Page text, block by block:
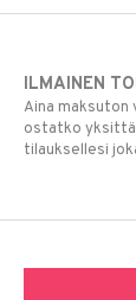
Pokemon
Skrållan
Super
Säilytys
Muut
Leluviltti
Purulelut
ILMAINEN
Aina
ostatko
tilauksellesi